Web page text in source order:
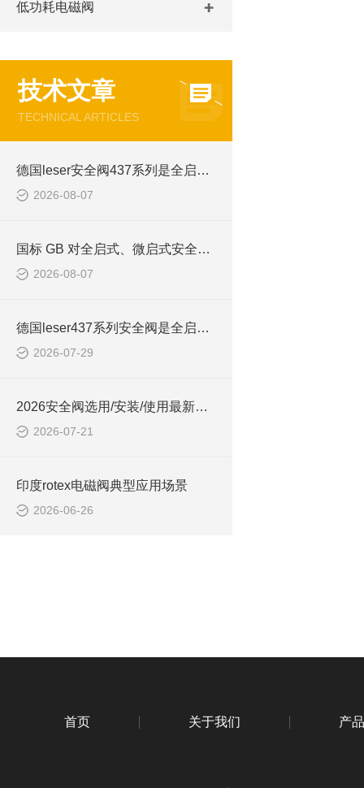
低功耗电磁阀
技术文章
TECHNICAL ARTICLES
德国leser安全阀437系列是全启式还是微启式
2026-08-07
国标 GB 对全启式、微启式安全阀的定义
2026-08-07
德国leser437系列安全阀是全启式还是微启式
2026-07-29
2026安全阀选用/安装/使用最新管理要求（部分）
2026-07-21
印度rotex电磁阀典型应用场景
2026-06-26
首页 关于我们 产